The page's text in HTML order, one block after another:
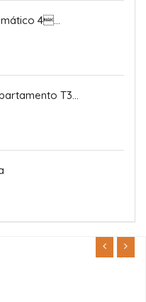
4...
T3...